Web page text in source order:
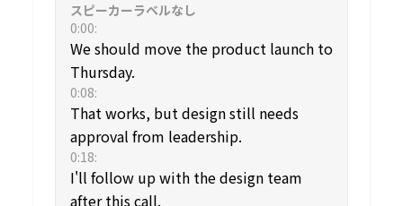
スピーカーラベルなし
0:00:
We should move the product launch to
Thursday.
0:08:
That works, but design still needs
approval from leadership.
0:18:
I'll follow up with the design team
after this call.